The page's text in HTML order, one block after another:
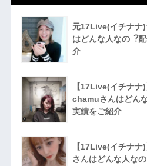
元17Live(イチナナ
はどんな人なの︖
介
【17Live(イチナナ
chamuさんはどん
実績をご紹介
【17Live(イチナ
さんはどんな人な